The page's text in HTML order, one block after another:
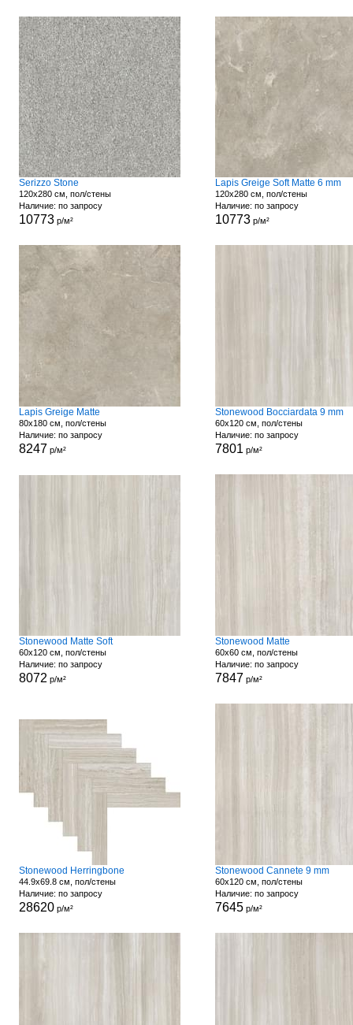
Serizzo Stone
120x280 см, пол/стены
Наличие: по запросу
10773р/м²
Lapis Greige Soft Matte 6 mm
120x280 см, пол/стены
Наличие: по запросу
10773р/м²
Lapis Greige Matte
80x180 см, пол/стены
Наличие: по запросу
8247 р/м²
Stonewood Bocciardata 9 mm
60x120 см, пол/стены
Наличие: по запросу
7801 р/м²
Stonewood Matte Soft
60x120 см, пол/стены
Наличие: по запросу
8072 р/м²
Stonewood Matte
60x60 см, пол/стены
Наличие: по запросу
7847 р/м²
Stonewood Herringbone
44.9x69.8 см, пол/стены
Наличие: по запросу
28620р/м²
Stonewood Cannete 9 mm
60x120 см, пол/стены
Наличие: по запросу
7645р/м²